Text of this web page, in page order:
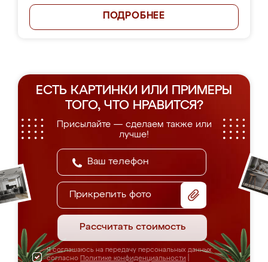
ПОДРОБНЕЕ
ЕСТЬ КАРТИНКИ ИЛИ ПРИМЕРЫ
ТОГО, ЧТО НРАВИТСЯ?
Присылайте — сделаем также или
лучше!
Прикрепить фото
Рассчитать стоимость
Я соглашаюсь на передачу персональных данных
согласно Политике конфиденциальности